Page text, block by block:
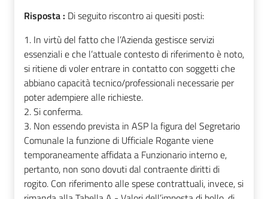
Risposta : Di seguito riscontro ai quesiti posti:
1. In virtù del fatto che l’Azienda gestisce servizi
essenziali e che l’attuale contesto di riferimento è noto,
si ritiene di voler entrare in contatto con soggetti che
abbiano capacità tecnico/professionali necessarie per
poter adempiere alle richieste.
2. Si conferma.
3. Non essendo prevista in ASP la figura del Segretario
Comunale la funzione di Ufficiale Rogante viene
temporaneamente affidata a Funzionario interno e,
pertanto, non sono dovuti dal contraente diritti di
rogito. Con riferimento alle spese contrattuali, invece, si